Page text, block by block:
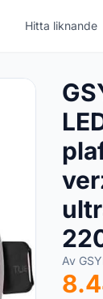
Hitta liknande
Av